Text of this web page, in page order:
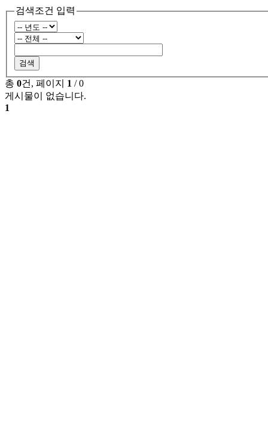
검색조건 입력
검색
총 0건, 페이지 1 / 0
게시물이 없습니다.
1